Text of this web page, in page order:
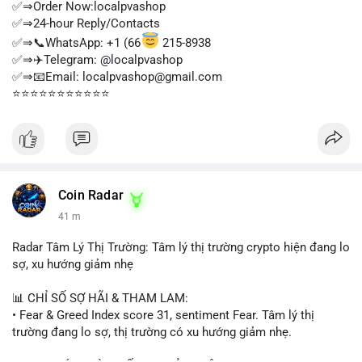
✅⇒Order Now:localpvashop
✅⇒24-hour Reply/Contacts
✅⇒📞WhatsApp: +1 (66
215-8938
✅⇒✈️Telegram: @localpvashop
✅⇒📧Email: localpvashop@gmail.com
⭐⭐⭐⭐⭐⭐⭐⭐⭐⭐⭐
Coin Radar
41 m
Radar Tâm Lý Thị Trường: Tâm lý thị trường crypto hiện đang lo
sợ, xu hướng giảm nhẹ
📊 CHỈ SỐ SỢ HÃI & THAM LAM:
• Fear & Greed Index score 31, sentiment Fear. Tâm lý thị
trường đang lo sợ, thị trường có xu hướng giảm nhẹ.